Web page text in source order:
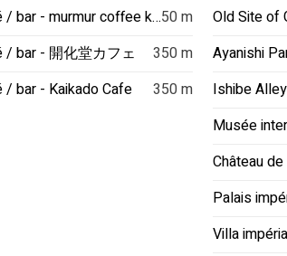
Café / bar - murmur coffee kyoto50 m
/ bar - 開化堂カフェ
350 m
/ bar - Kaikado Cafe
350 m
Old Site of
Ayanishi
Ishibe Alley
Château
Palais
Villa